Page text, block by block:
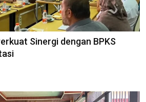
Sinergi dengan BPKS